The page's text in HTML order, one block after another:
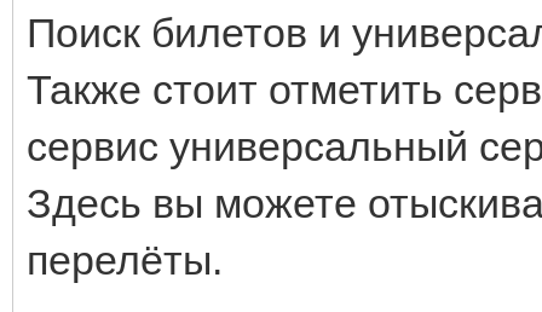
Поиск билетов и
Также стоит отметить
сервис универсальный
Здесь вы можете
перелёты.